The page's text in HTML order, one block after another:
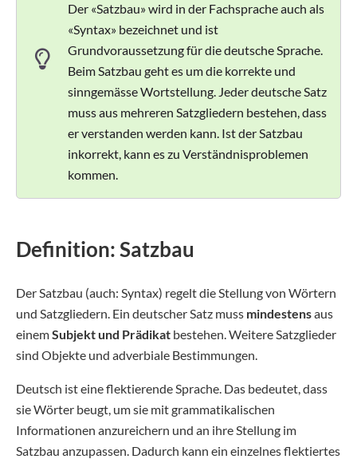
Der «Satzbau» wird in der Fachsprache auch als
«Syntax» bezeichnet und ist
Grundvoraussetzung für die deutsche Sprache.
Beim Satzbau geht es um die korrekte und
sinngemässe Wortstellung. Jeder deutsche Satz
muss aus mehreren Satzgliedern bestehen, dass
er verstanden werden kann. Ist der Satzbau
inkorrekt, kann es zu Verständnisproblemen
kommen.
Definition: Satzbau
Der Satzbau (auch: Syntax) regelt die Stellung von Wörtern
und Satzgliedern. Ein deutscher Satz muss mindestensaus
einemSubjekt und Prädikat bestehen. Weitere Satzglieder
sind Objekte und adverbiale Bestimmungen.
Deutsch ist eine flektierende Sprache. Das bedeutet, dass
sie Wörter beugt, um sie mit grammatikalischen
Informationen anzureichern und an ihre Stellung im
Satzbau anzupassen. Dadurch kann ein einzelnes flektiertes